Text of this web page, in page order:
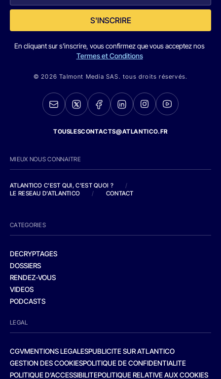
S'INSCRIRE
En cliquant sur s'inscrire, vous confirmez que vous acceptez nos
Termes et Conditions
© 2026 Talmont Media SAS. tous droits réservés.
TOUSLESCONTACTS@ATLANTICO.FR
MIEUX NOUS CONNAITRE
ATLANTICO C'EST QUI, C'EST QUOI ?
/
LE RESEAU D'ATLANTICO
/ CONTACT
CATEGORIES
DECRYPTAGES
DOSSIERS
RENDEZ-VOUS
VIDEOS
PODCASTS
LEGAL
CGVMENTIONS LEGALESPUBLICITE SUR ATLANTICO
GESTION DES COOKIESPOLITIQUE DE CONFIDENTIALITE
POLITIQUE D’ACCESSIBILITEPOLITIQUE RELATIVE AUX COOKIES